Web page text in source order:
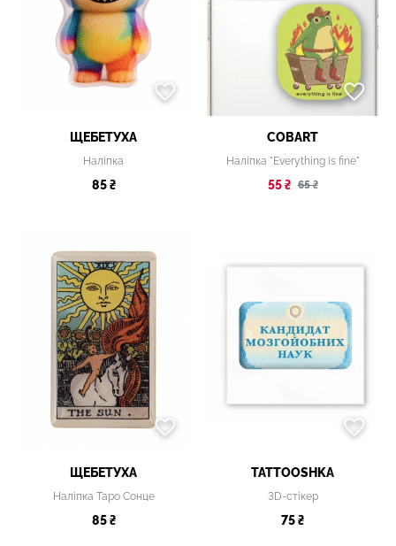
ЩЕБЕТУХА
Наліпка
85 ₴
COBART
Наліпка "Everything is fine"
55 ₴ 65 ₴
ЩЕБЕТУХА
Наліпка Таро Сонце
85 ₴
TATTOOSHKA
3D-стікер
75 ₴